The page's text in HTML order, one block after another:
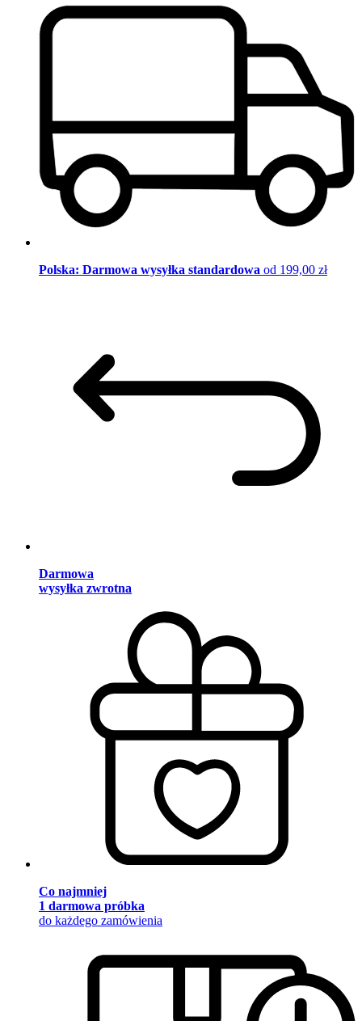
Polska: Darmowa wysyłka standardowa od 199,00 zł
Darmowa
wysyłka zwrotna
Co najmniej
1 darmowa próbka
do każdego zamówienia